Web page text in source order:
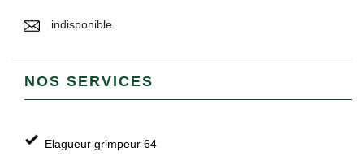
indisponible
NOS SERVICES
Elagueur grimpeur 64